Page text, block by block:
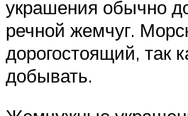
украшения обычно
речной жемчуг.
дорогостоящий, так
добывать.